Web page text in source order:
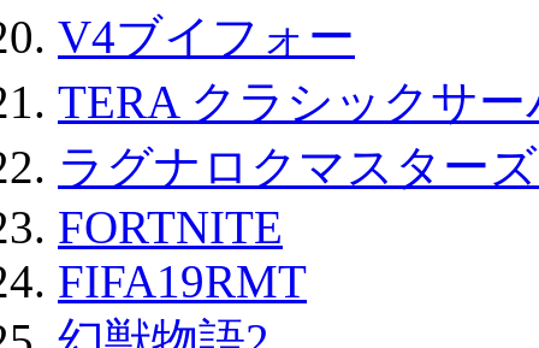
V4ブイフォー
TERA クラシックサ
ラグナロクマスター
FORTNITE
FIFA19RMT